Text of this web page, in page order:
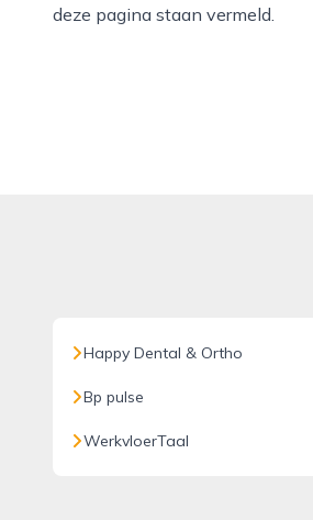
deze pagina staan vermeld.
Happy Dental & Ortho
Bp pulse
WerkvloerTaal